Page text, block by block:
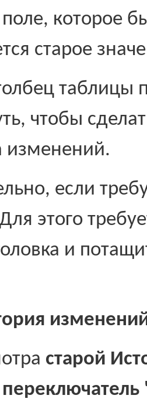
поле, которое
старое
таблицы
чтобы
изменений.
если
этого
и
старой